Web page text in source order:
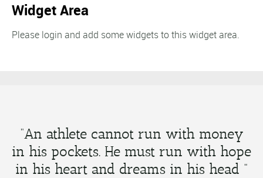
Widget Area
Please login and add some widgets to this widget area.
“An athlete cannot run with money
in his pockets. He must run with hope
in his heart and dreams in his head ”